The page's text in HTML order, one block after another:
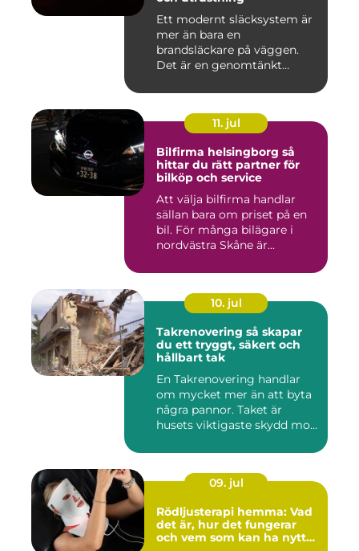
Ett modernt släcksystem är
mer än bara en
brandsläckare på väggen.
Det är en genomtänkt
11. jul
Bilfirma helsingborg så
hittar du rätt partner för
bilköp och service
Att välja bilfirma handlar
sällan bara om priset på en
bil. För många bilägare i
nordvästra Skåne är...
10. jul
Takrenovering så skapar
du ett tryggt, säkert och
hållbart tak
En Takrenovering handlar
om mycket mer än att byta
några pannor. Taket är
husets viktigaste skydd mo...
09. jul
Rödljusterapi hemma: Vad
det är, hur det fungerar
och vem som kan ha nytta